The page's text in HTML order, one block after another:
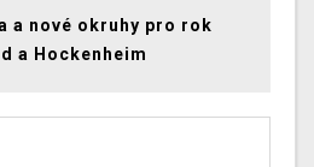
a nové okruhy pro rok
a Hockenheim